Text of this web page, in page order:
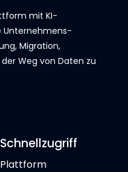
mit KI-
Unternehmens­
Migration,
Weg von Daten zu
Schnellzugriff
Plattform